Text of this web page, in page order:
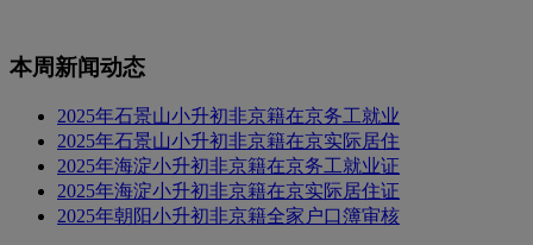
本周新闻动态
2025年石景山小升初非京籍在京务工就业
2025年石景山小升初非京籍在京实际居住
2025年海淀小升初非京籍在京务工就业证
2025年海淀小升初非京籍在京实际居住证
2025年朝阳小升初非京籍全家户口簿审核